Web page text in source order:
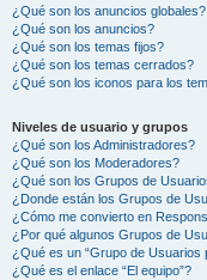
¿Qué son los anuncios globales?
¿Qué son los anuncios?
¿Qué son los temas fijos?
¿Qué son los temas cerrados?
¿Qué son los iconos para los
Niveles de usuario y grupos
¿Qué son los Administradores?
¿Qué son los Moderadores?
¿Qué son los Grupos de
¿Donde están los Grupos de
¿Cómo me convierto en
¿Por qué algunos Grupos de
¿Qué es un “Grupo de Usuarios
¿Qué es el enlace “El equipo”?